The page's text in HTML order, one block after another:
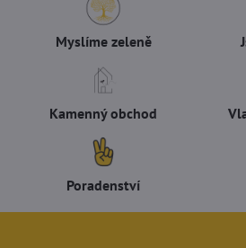
Myslíme zeleně
Kamenný obchod
Poradenství